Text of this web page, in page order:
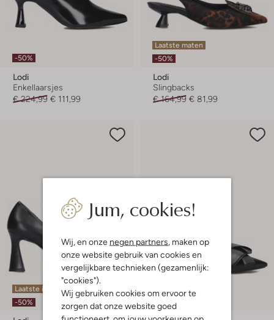
Jum, cookies!
Wij, en onze negen partners , maken op
onze website gebruik van cookies en
vergelijkbare technieken (gezamenlijk:
"cookies").
Wij gebruiken cookies om ervoor te
zorgen dat onze website goed
-50%
Lodi
Enkellaarsjes
€ 224,99 € 111,99
Laatste maten
-50%
Lodi
Slingbacks
€ 164,99 € 81,99
Laatste item
-50%
Laatste item
-50%